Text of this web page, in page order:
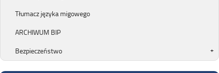
Tłumacz języka migowego
ARCHIWUM BIP
Bezpieczeństwo